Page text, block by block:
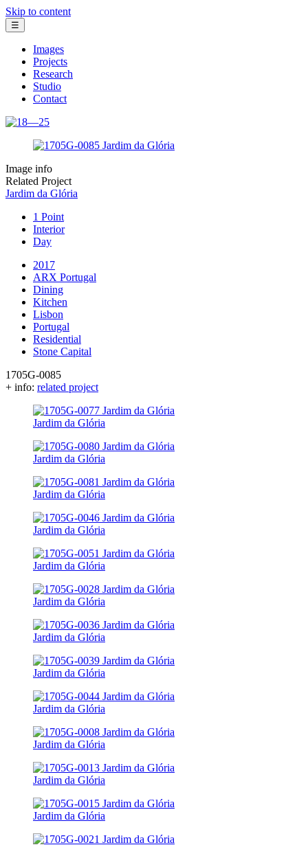
Skip to content
☰
Images
Projects
Research
Studio
Contact
Image info
Related Project
Jardim da Glória
1 Point
Interior
Day
2017
ARX Portugal
Dining
Kitchen
Lisbon
Portugal
Residential
Stone Capital
1705G-0085
+ info: related project
Jardim da Glória
Jardim da Glória
Jardim da Glória
Jardim da Glória
Jardim da Glória
Jardim da Glória
Jardim da Glória
Jardim da Glória
Jardim da Glória
Jardim da Glória
Jardim da Glória
Jardim da Glória